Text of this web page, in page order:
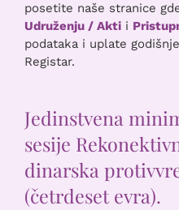
posetite naše stranice
Udruženju / Aktii
podataka i uplate
Registar.
Jedinstvena
sesije
dinarska
(četrdeset evra).